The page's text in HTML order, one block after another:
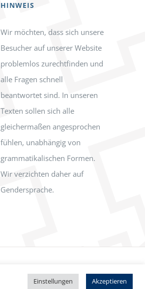
HINWEIS
Wir möchten, dass sich unsere
Besucher auf unserer Website
problemlos zurechtfinden und
alle Fragen schnell
beantwortet sind. In unseren
Texten sollen sich alle
gleichermaßen angesprochen
fühlen, unabhängig von
grammatikalischen Formen.
Wir verzichten daher auf
Gendersprache.
FacebookInstagram
Einstellungen Akzeptieren